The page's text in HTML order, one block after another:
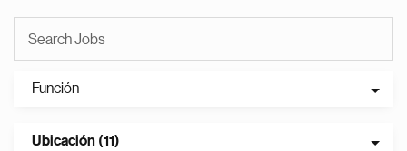
Función
Ubicación (11)